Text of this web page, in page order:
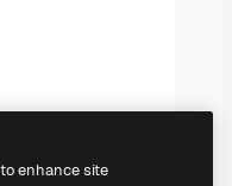
enhance site